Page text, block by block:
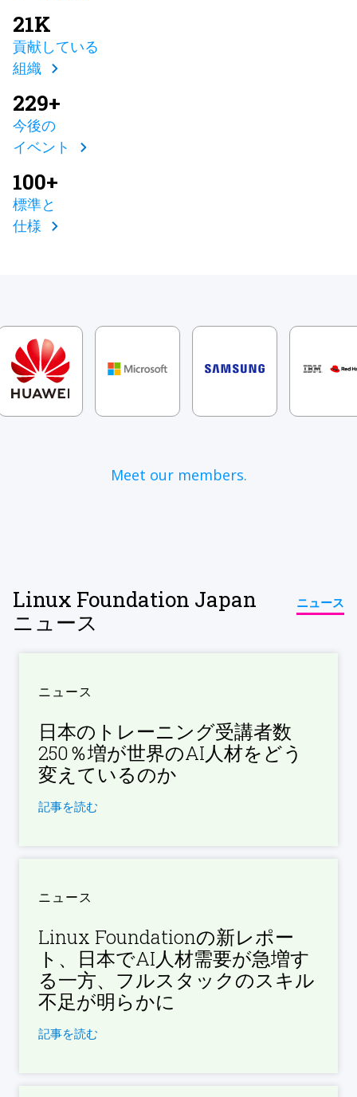
21K
貢献している
組織
229+
今後の
イベント
100+
標準と
仕様
Meet our members.
Linux Foundation Japan
ニュース
ニュース
ニュース
日本のトレーニング受講者数
250％増が世界のAI人材をどう
変えているのか
記事を読む
ニュース
Linux Foundationの新レポー
ト、日本でAI人材需要が急増す
る一方、フルスタックのスキル
不足が明らかに
記事を読む